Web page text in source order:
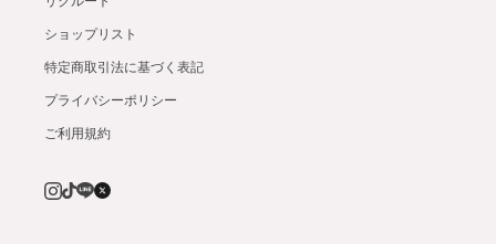
ショップリスト
特定商取引法に基づく表記
プライバシーポリシー
ご利用規約